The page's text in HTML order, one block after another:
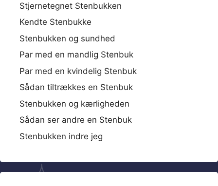
Stjernetegnet Stenbukken
Kendte Stenbukke
Stenbukken og sundhed
Par med en mandlig Stenbuk
Par med en kvindelig Stenbuk
Sådan tiltrækkes en Stenbuk
Stenbukken og kærligheden
Sådan ser andre en Stenbuk
Stenbukken indre jeg